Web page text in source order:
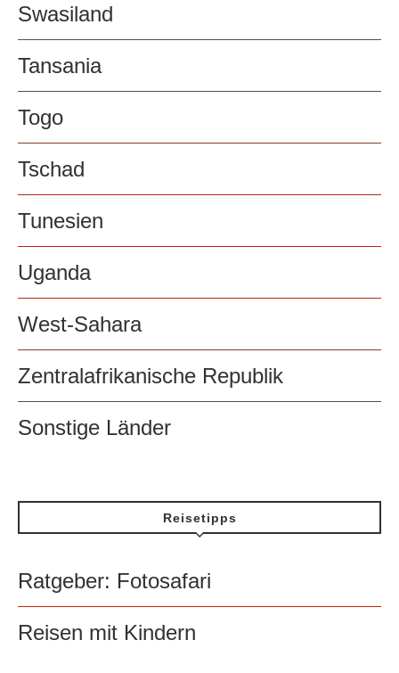
Swasiland
Tansania
Togo
Tschad
Tunesien
Uganda
West-Sahara
Zentralafrikanische Republik
Sonstige Länder
Reisetipps
Ratgeber: Fotosafari
Reisen mit Kindern